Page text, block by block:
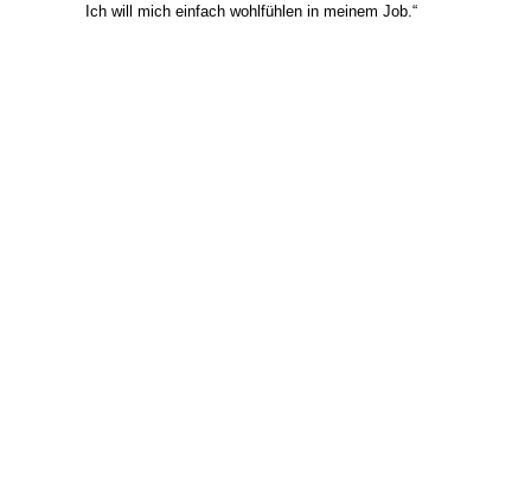
Ich will mich einfach wohlfühlen in meinem Job.“